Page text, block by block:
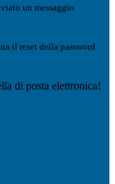
un messaggio
il reset della password
di posta elettronica!